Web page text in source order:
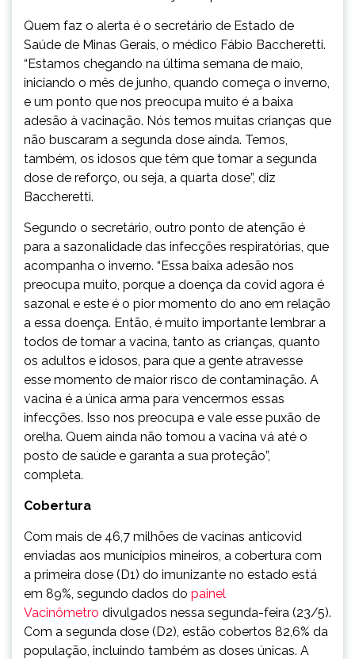
Quem faz o alerta é o secretário de Estado de
Saúde de Minas Gerais, o médico Fábio Baccheretti.
“Estamos chegando na última semana de maio,
iniciando o mês de junho, quando começa o inverno,
e um ponto que nos preocupa muito é a baixa
adesão à vacinação. Nós temos muitas crianças que
não buscaram a segunda dose ainda. Temos,
também, os idosos que têm que tomar a segunda
dose de reforço, ou seja, a quarta dose”, diz
Baccheretti.
Segundo o secretário, outro ponto de atenção é
para a sazonalidade das infecções respiratórias, que
acompanha o inverno. “Essa baixa adesão nos
preocupa muito, porque a doença da covid agora é
sazonal e este é o pior momento do ano em relação
a essa doença. Então, é muito importante lembrar a
todos de tomar a vacina, tanto as crianças, quanto
os adultos e idosos, para que a gente atravesse
esse momento de maior risco de contaminação. A
vacina é a única arma para vencermos essas
infecções. Isso nos preocupa e vale esse puxão de
orelha. Quem ainda não tomou a vacina vá até o
posto de saúde e garanta a sua proteção”,
completa.
Cobertura
Com mais de 46,7 milhões de vacinas anticovid
enviadas aos municípios mineiros, a cobertura com
a primeira dose (D1) do imunizante no estado está
em 89%, segundo dados do painel
Vacinômetro divulgados nessa segunda-feira (23/5).
Com a segunda dose (D2), estão cobertos 82,6% da
população, incluindo também as doses únicas. A